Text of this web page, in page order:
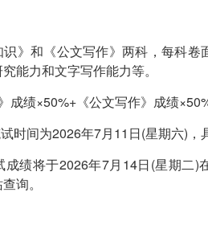
》和《公文写作》两科，每科
能力和文字写作能力等。
绩×50%+《公文写作》成绩×50%
时间为2026年7月11日(星期六)，
绩将于2026年7月14日(星期二)
询。